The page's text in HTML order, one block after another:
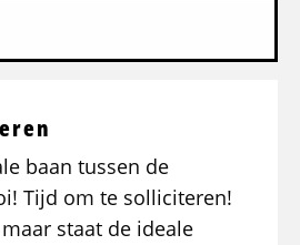
baan tussen de
Tijd om te solliciteren!
staat de ideale